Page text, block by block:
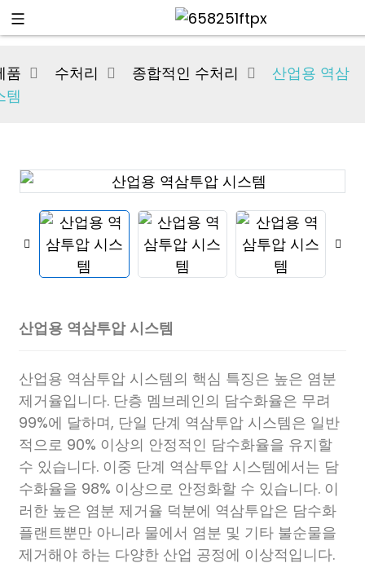
품 수처리 종합적인 수처리
산업용 역삼
템
산업용 역삼투압 시스템
산업용 역삼투압 시스템의 핵심 특징은 높은 염분
제거율입니다. 단층 멤브레인의 담수화율은 무려
99%에 달하며, 단일 단계 역삼투압 시스템은 일반
적으로 90% 이상의 안정적인 담수화율을 유지할
수 있습니다. 이중 단계 역삼투압 시스템에서는 담
수화율을 98% 이상으로 안정화할 수 있습니다. 이
러한 높은 염분 제거율 덕분에 역삼투압은 담수화
플랜트뿐만 아니라 물에서 염분 및 기타 불순물을
제거해야 하는 다양한 산업 공정에 이상적입니다.